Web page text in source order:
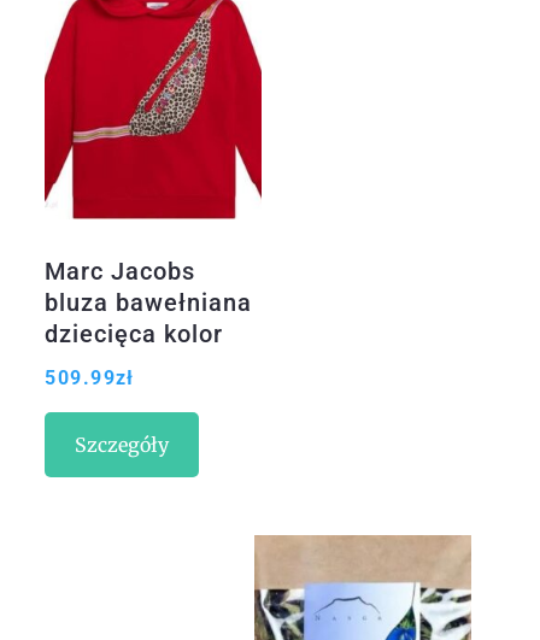
Marc Jacobs
bluza bawełniana
dziecięca kolor
czerwony z
509.99zł
Szczegóły